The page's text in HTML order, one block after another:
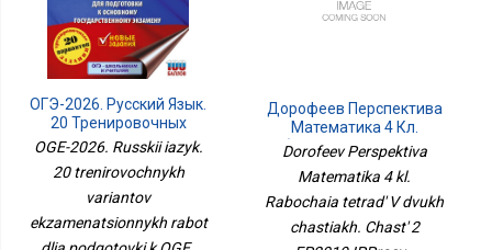
ОГЭ-2026. Русский Язык.
20 Тренировочных
Вариантов
Экзаменационных
Работ Для Подготовки К
ОГЭ
OGE-2026. Russkii iazyk.
20 trenirovochnykh
variantov
ekzamenatsionnykh rabot
Дорофеев Перспектива
Математика 4 Кл.
Рабочая Тетрадь В Двух
Частях. Часть 2 ФП2019
ИППросв.
Dorofeev Perspektiva
Matematika 4 kl.
Rabochaia tetrad' V dvukh
chastiakh. Chast' 2